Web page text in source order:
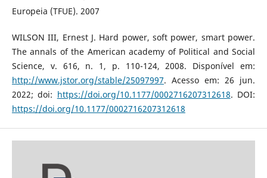
Europeia (TFUE). 2007
WILSON III, Ernest J. Hard power, soft power, smart power.
The annals of the American academy of Political and Social
Science, v. 616, n. 1, p. 110-124, 2008. Disponível em:
http://www.jstor.org/stable/25097997. Acesso em: 26 jun.
2022; doi: https://doi.org/10.1177/0002716207312618. DOI:
https://doi.org/10.1177/0002716207312618